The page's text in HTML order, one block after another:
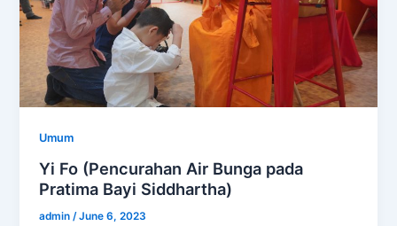
Umum
Yi Fo (Pencurahan Air Bunga pada
Pratima Bayi Siddhartha)
admin /June 6, 2023